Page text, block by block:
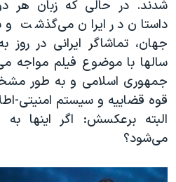
شدند. در حالی که زبان هر
داستان در ایران می‌گذشت و
جهان، تماشاگر ایرانی در
سالها با موضوع فیلم مواجه
جمهوری اسلامی و به طور
قوه قضاییه و سیستم امنیتی-
البته برعکسش: اگر اینها
می‌شود؟